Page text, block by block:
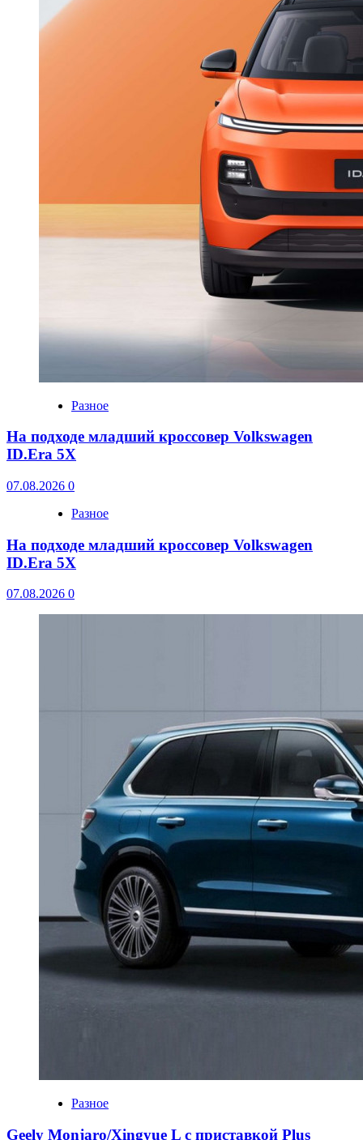
Разное
На подходе младший кроссовер Volkswagen
ID.Era 5X
07.08.2026 0
Разное
На подходе младший кроссовер Volkswagen
ID.Era 5X
07.08.2026 0
Разное
Geely Monjaro/Xingyue L с приставкой Plus